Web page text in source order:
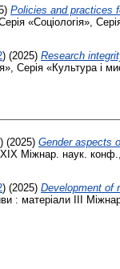
Policies and practices
«Соціологія»,
) (2025) Research
Серія «Культура і
) (2025) Gender aspects
Міжнар. наук.
) (2025) Development of
: матеріали ІІІ